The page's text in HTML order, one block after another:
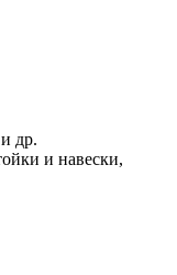
др.
и навески,